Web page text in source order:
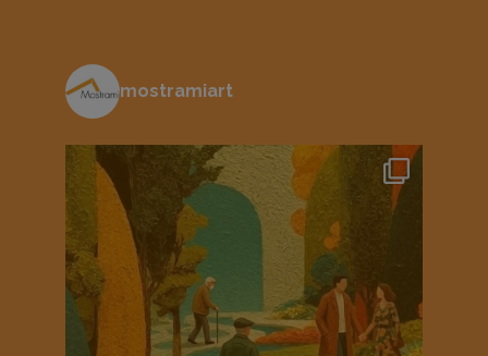
mostramiart